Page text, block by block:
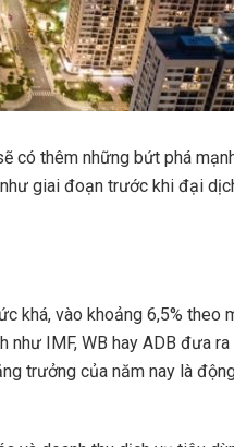
có thêm những bứt phá
giai đoạn trước khi đại
khá, vào khoảng 6,5% theo
như IMF, WB hay ADB đưa
trưởng của năm nay là